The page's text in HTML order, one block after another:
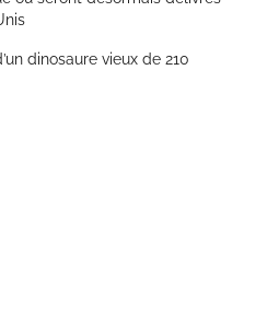
dinosaure vieux de 210